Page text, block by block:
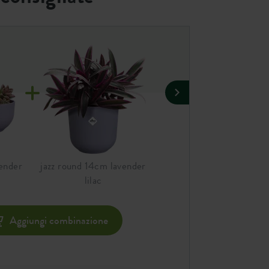
jazz round 14cm lavender
lilac
Aggiungi combinazione